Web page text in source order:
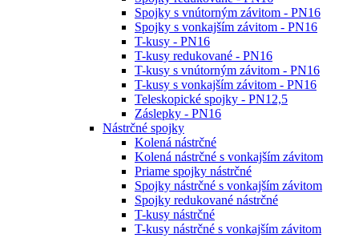
Spojky s vnútorným závitom - PN16
Spojky s vonkajším závitom - PN16
T-kusy - PN16
T-kusy redukované - PN16
T-kusy s vnútorným závitom - PN16
T-kusy s vonkajším závitom - PN16
Teleskopické spojky - PN12,5
Záslepky - PN16
Nástrčné spojky
Kolená nástrčné
Kolená nástrčné s vonkajším závitom
Priame spojky nástrčné
Spojky nástrčné s vonkajším závitom
Spojky redukované nástrčné
T-kusy nástrčné
T-kusy nástrčné s vonkajším závitom